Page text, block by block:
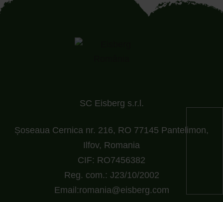
SC Eisberg s.r.l.
Șoseaua Cernica nr. 216, RO 77145 Pantelimon,
Ilfov, Romania
CIF: RO7456382
Reg. com.: J23/10/2002
Email:romania@eisberg.com